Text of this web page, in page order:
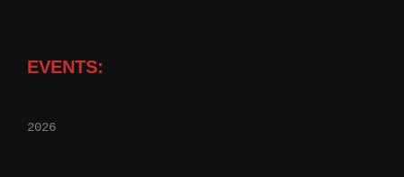
EVENTS:
2026